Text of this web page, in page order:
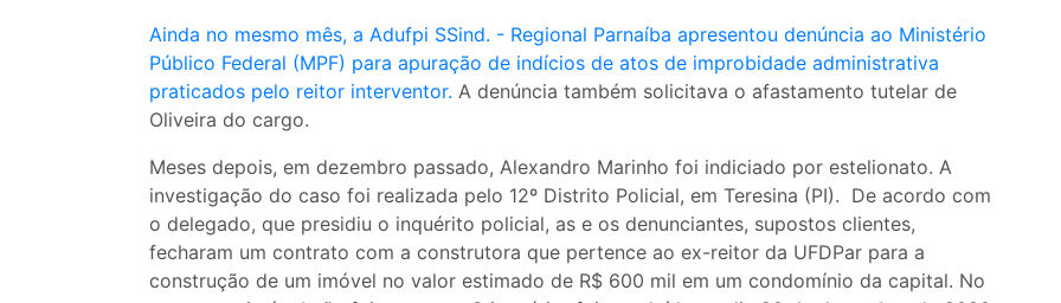
Ainda no mesmo mês, a Adufpi SSind. - Regional Parnaíba apresentou denúncia ao Ministério
Público Federal (MPF) para apuração de indícios de atos de improbidade administrativa
praticados pelo reitor interventor. A denúncia também solicitava o afastamento tutelar de
Oliveira do cargo.
Meses depois, em dezembro passado, Alexandro Marinho foi indiciado por estelionato. A
investigação do caso foi realizada pelo 12º Distrito Policial, em Teresina (PI). De acordo com
o delegado, que presidiu o inquérito policial, as e os denunciantes, supostos clientes,
fecharam um contrato com a construtora que pertence ao ex-reitor da UFDPar para a
construção de um imóvel no valor estimado de R$ 600 mil em um condomínio da capital. No